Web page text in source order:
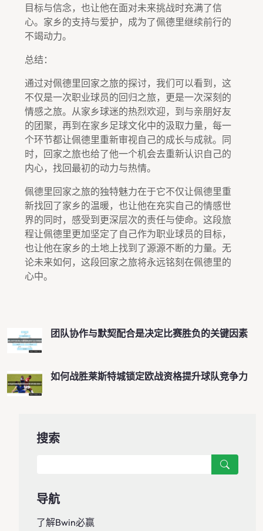
目标与信念，也让他在面对未来挑战时充满了信
心。家乡的支持与爱护，成为了佩德里继续前行的
不竭动力。
总结：
通过对佩德里回家之旅的探讨，我们可以看到，这
不仅是一次职业球员的回归之旅，更是一次深刻的
情感之旅。从家乡球迷的热烈欢迎，到与亲朋好友
的团聚，再到在家乡足球文化中的汲取力量，每一
个环节都让佩德里重新审视自己的成长与成就。同
时，回家之旅也给了他一个机会去重新认识自己的
内心，找回最初的动力与热情。
佩德里回家之旅的独特魅力在于它不仅让佩德里重
新找回了家乡的温暖，也让他在充实自己的情感世
界的同时，感受到更深层次的责任与使命。这段旅
程让佩德里更加坚定了自己作为职业球员的目标，
也让他在家乡的土地上找到了源源不断的力量。无
论未来如何，这段回家之旅将永远铭刻在佩德里的
心中。
团队协作与默契配合是决定比赛胜负的关键因素
如何战胜莱斯特城锁定欧战资格提升球队竞争力
搜索
导航
了解Bwin必赢